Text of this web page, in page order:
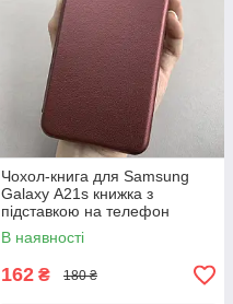
Чохол-книга для Samsung
Galaxy А21s книжка з
підставкою на телефон
самсунг а21с бордова stn
В наявності
162 ₴ 180 ₴